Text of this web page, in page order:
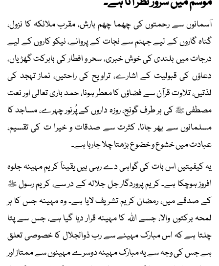
آسمانوں سے رحمتوں کی چھما چھم بارش، مقرب ملائکہ کا نزول،
گناہ گاروں کے لیے جہنم سے نجات کے پروانے، نیکو کاروں کے لیے
درجات میں بلندی کی خوش خبری، سحر و افطار کی بابرکت گھڑیاں،
دعاؤں کی قبولیت کے اشارے، تراویح کی راحتیں، نماز تہجد کی
لذتیں، تلاوت قرآن سے فضاؤں کا معطر ہونا، حمد باری تعالی اور نعت
مصطفی ﷺ کی ہر طرف گونج، روزہ داروں کے پُرنور چہرے، مساجد کا
مسلمانوں سے بھر جانا، کثرت سے صدقات و خیرا ت کی تقسیم،
عبادت میں خشوع و خضوع بڑھتا چلا جارہا ہے۔
یہ کیفیتیں اس بات کی گواہی دے رہی ہیں یقیناً کریم مہینہ جلوہ
افروز ہوچکا ہے۔ کریم پروردگار جل جلالہ کے در سے، کریم رسول ﷺ
کے صدقے میں، رمضان کریم تشریف لایا ہے۔ وہ مہینہ جس کا ہر
لمحہ برکتوں والا، جسے اﷲ کا مہینہ قرار دیا گیا ہے، جس سے پتا
چلتا ہے کہ اس مبارک مہینے سے رب ذوالجلال کا خصوصی تعلق
ہے جس کی وجہ سے یہ مبارک مہینہ دوسرے مہینوں سے ممتاز اور